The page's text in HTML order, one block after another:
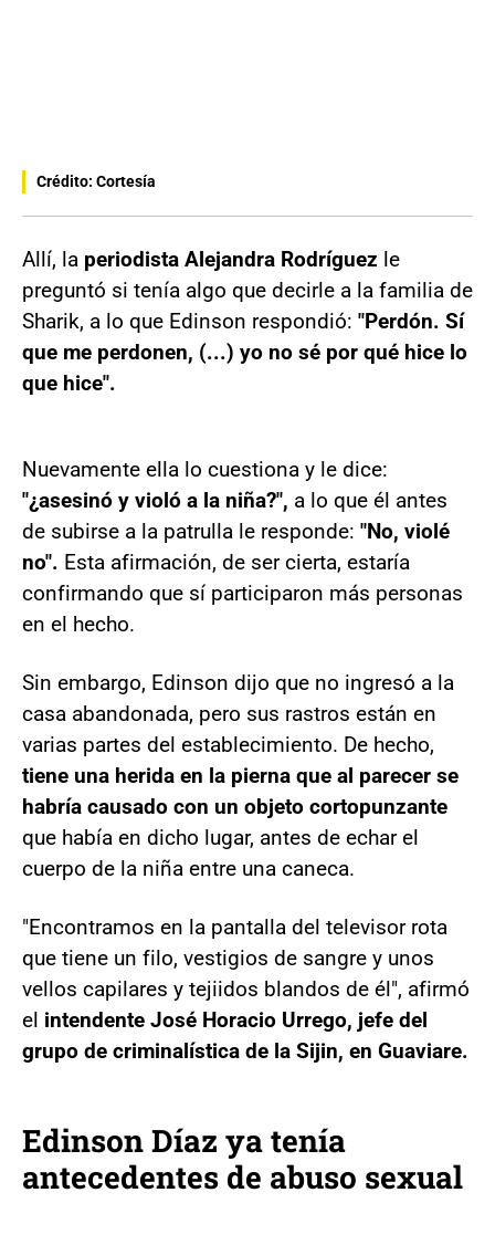
Crédito: Cortesía
Allí, la periodista Alejandra Rodríguez le
preguntó si tenía algo que decirle a la familia de
Sharik, a lo que Edinson respondió: "Perdón. Sí
que me perdonen, (...) yo no sé por qué hice lo
que hice".
Nuevamente ella lo cuestiona y le dice:
"¿asesinó y violó a la niña?", a lo que él antes
de subirse a la patrulla le responde: "No, violé
no". Esta afirmación, de ser cierta, estaría
confirmando que sí participaron más personas
en el hecho.
Sin embargo, Edinson dijo que no ingresó a la
casa abandonada, pero sus rastros están en
varias partes del establecimiento. De hecho,
tiene una herida en la pierna que al parecer se
habría causado con un objeto cortopunzante
que había en dicho lugar, antes de echar el
cuerpo de la niña entre una caneca.
"Encontramos en la pantalla del televisor rota
que tiene un filo, vestigios de sangre y unos
vellos capilares y tejiidos blandos de él", afirmó
el intendente José Horacio Urrego, jefe del
grupo de criminalística de la Sijin, en Guaviare.
Edinson Díaz ya tenía
antecedentes de abuso sexual